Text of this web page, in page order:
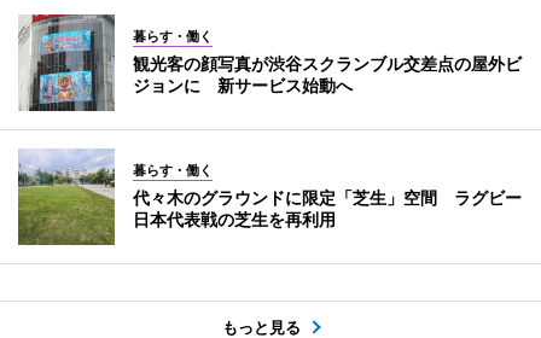
暮らす・働く
観光客の顔写真が渋谷スクランブル交差点の屋外ビ
ジョンに 新サービス始動へ
暮らす・働く
代々木のグラウンドに限定「芝生」空間 ラグビー
日本代表戦の芝生を再利用
もっと見る